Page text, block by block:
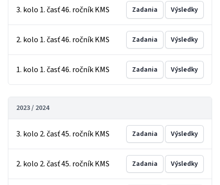
3. kolo 1. časť 46. ročník KMS Zadania Výsledky
2. kolo 1. časť 46. ročník KMS Zadania Výsledky
1. kolo 1. časť 46. ročník KMS Zadania Výsledky
2023 / 2024
3. kolo 2. časť 45. ročník KMS Zadania Výsledky
2. kolo 2. časť 45. ročník KMS Zadania Výsledky